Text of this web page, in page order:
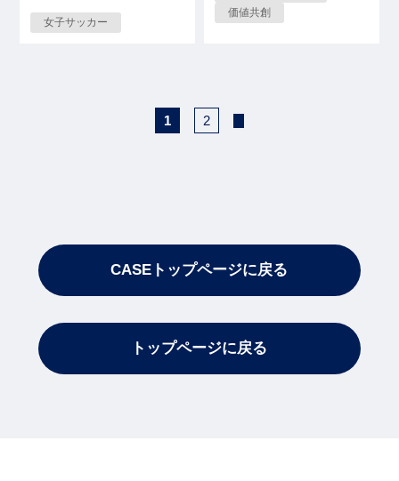
女子サッカー
価値共創
1 2
CASEトップページに戻る
トップページに戻る